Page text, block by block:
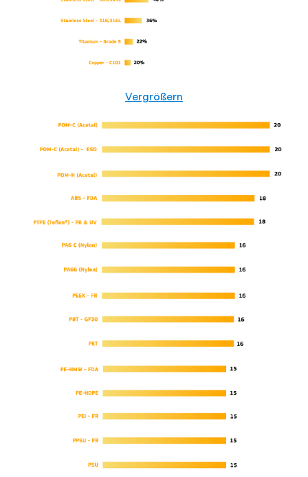
Vergrößern